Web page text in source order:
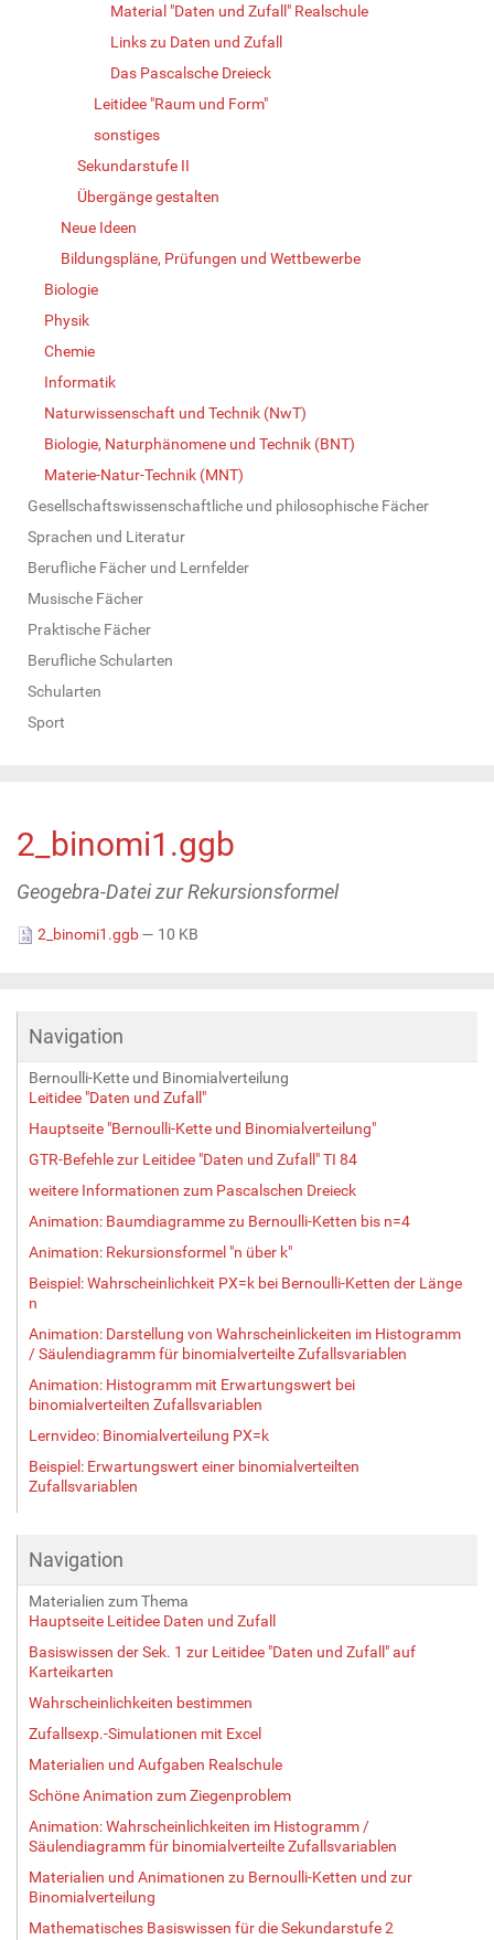
Material "Daten und Zufall" Realschule
Links zu Daten und Zufall
Das Pascalsche Dreieck
Leitidee "Raum und Form"
sonstiges
Sekundarstufe II
Übergänge gestalten
Neue Ideen
Bildungspläne, Prüfungen und Wettbewerbe
Biologie
Physik
Chemie
Informatik
Naturwissenschaft und Technik (NwT)
Biologie, Naturphänomene und Technik (BNT)
Materie-Natur-Technik (MNT)
Gesellschaftswissenschaftliche und philosophische Fächer
Sprachen und Literatur
Berufliche Fächer und Lernfelder
Musische Fächer
Praktische Fächer
Berufliche Schularten
Schularten
Sport
2_binomi1.ggb
Geogebra-Datei zur Rekursionsformel
2_binomi1.ggb— 10 KB
Navigation
Bernoulli-Kette und Binomialverteilung
Leitidee "Daten und Zufall"
Hauptseite "Bernoulli-Kette und Binomialverteilung"
GTR-Befehle zur Leitidee "Daten und Zufall" TI 84
weitere Informationen zum Pascalschen Dreieck
Animation: Baumdiagramme zu Bernoulli-Ketten bis n=4
Animation: Rekursionsformel "n über k"
Beispiel: Wahrscheinlichkeit PX=k bei Bernoulli-Ketten der Länge
n
Animation: Darstellung von Wahrscheinlickeiten im Histogramm
/ Säulendiagramm für binomialverteilte Zufallsvariablen
Animation: Histogramm mit Erwartungswert bei
binomialverteilten Zufallsvariablen
Lernvideo: Binomialverteilung PX=k
Beispiel: Erwartungswert einer binomialverteilten
Zufallsvariablen
Navigation
Materialien zum Thema
Hauptseite Leitidee Daten und Zufall
Basiswissen der Sek. 1 zur Leitidee "Daten und Zufall" auf
Karteikarten
Wahrscheinlichkeiten bestimmen
Zufallsexp.-Simulationen mit Excel
Materialien und Aufgaben Realschule
Schöne Animation zum Ziegenproblem
Animation: Wahrscheinlichkeiten im Histogramm /
Säulendiagramm für binomialverteilte Zufallsvariablen
Materialien und Animationen zu Bernoulli-Ketten und zur
Binomialverteilung
Mathematisches Basiswissen für die Sekundarstufe 2